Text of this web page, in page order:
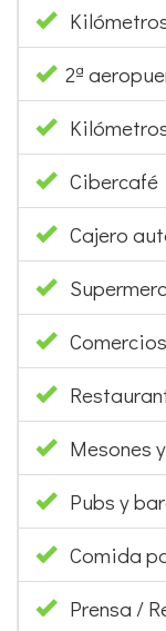
2ª
Kilómetros
Cibercafé
Cajero
Comercios
Mesones
Pubs y
Comida
Prensa /
Tienda